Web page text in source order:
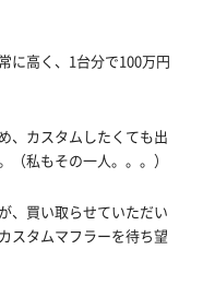
に高く、1台分で100万円
、カスタムしたくても出
私もその一人。。。）
、買い取らせていただい
スタムマフラーを待ち望